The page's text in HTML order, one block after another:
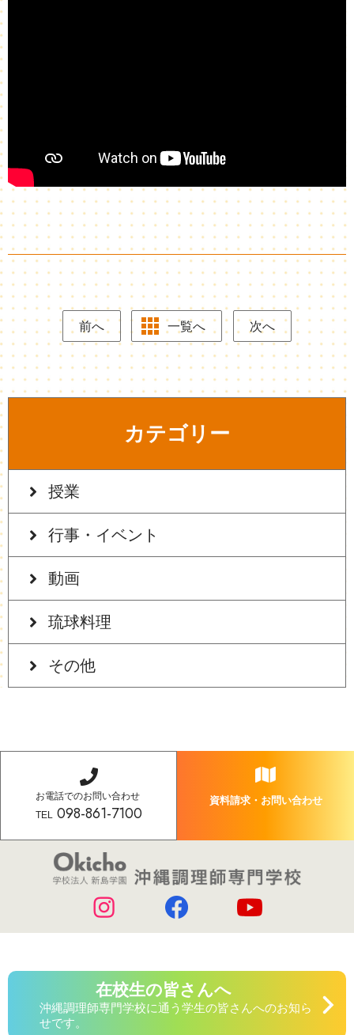
前へ 一覧へ 次へ
カテゴリー
授業
行事・イベント
動画
琉球料理
その他
お電話でのお問い合わせ
TEL 098-861-7100
資料請求・お問い合わせ
在校生の皆さんへ
沖縄調理師専門学校に通う学生の皆さんへのお知ら
せです。